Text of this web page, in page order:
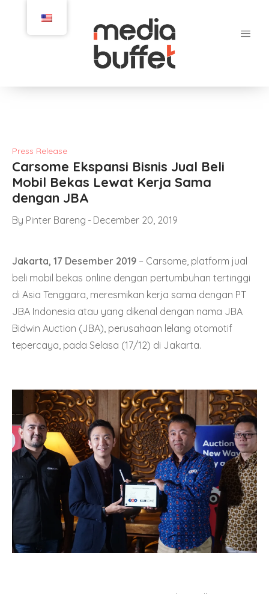
Press Release
Carsome Ekspansi Bisnis Jual Beli
Mobil Bekas Lewat Kerja Sama
dengan JBA
By Pinter Bareng December 20, 2019
Jakarta, 17 Desember 2019 – Carsome, platform jual
beli mobil bekas online dengan pertumbuhan tertinggi
di Asia Tenggara, meresmikan kerja sama dengan PT
JBA Indonesia atau yang dikenal dengan nama JBA
Bidwin Auction (JBA), perusahaan lelang otomotif
tepercaya, pada Selasa (17/12) di Jakarta.